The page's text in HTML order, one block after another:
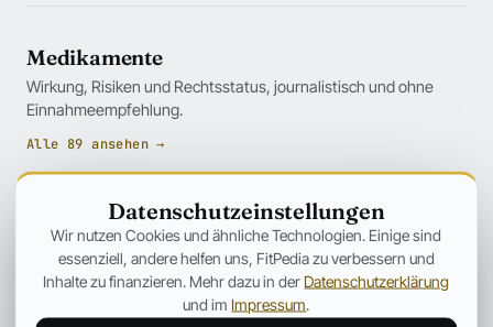
Medikamente
Wirkung, Risiken und Rechtsstatus, journalistisch und ohne
Einnahmeempfehlung.
Alle 89 ansehen →
Datenschutzeinstellungen
Wir nutzen Cookies und ähnliche Technologien. Einige sind
essenziell, andere helfen uns, FitPedia zu verbessern und
Inhalte zu finanzieren. Mehr dazu in der Datenschutzerklärung
und im Impressum